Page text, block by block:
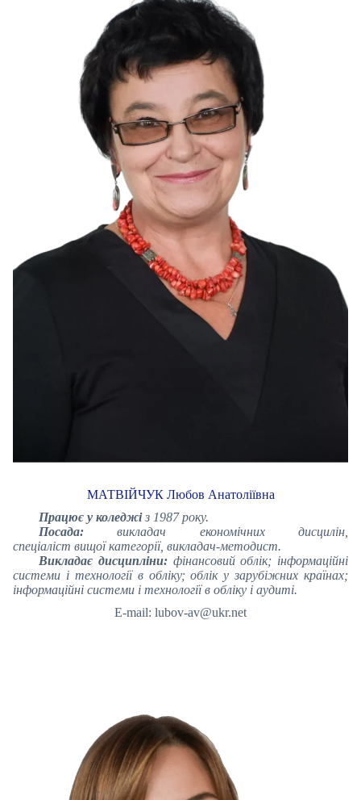
МАТВІЙЧУК Любов Анатоліївна
Працює у коледжіз 1987 року.
Посада: викладач економічних дисцилін,
спеціаліст вищої категорії, викладач-методист.
Викладає дисципліни:фінансовий облік; інформаційні
системи і технології в обліку; облік у зарубіжних країнах;
інформаційні системи і технології в обліку і аудиті.
E-mail: lubov-av@ukr.net